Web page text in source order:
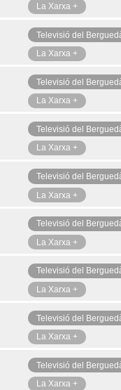
La Xarxa +
Televisió del
La Xarxa +
Televisió del
La Xarxa +
Televisió del
La Xarxa +
Televisió del
La Xarxa +
Televisió del
La Xarxa +
Televisió del
La Xarxa +
Televisió del
La Xarxa +
Televisió del
La Xarxa +